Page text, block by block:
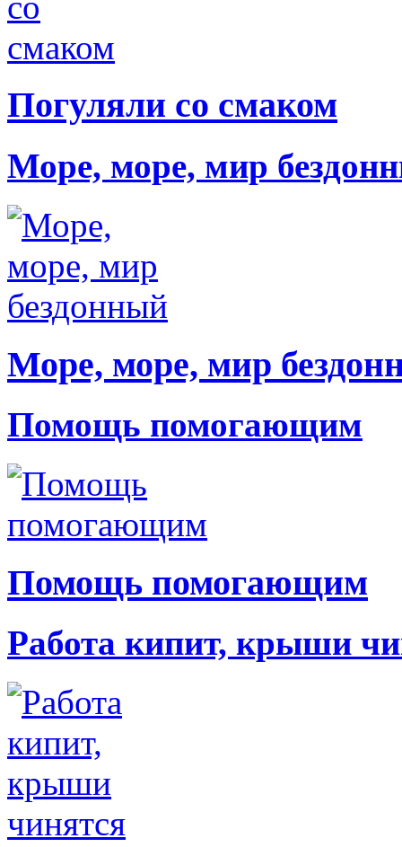
Погуляли со смаком
Море, море, мир
Море, море, мир
Помощь помогающим
Помощь помогающим
Работа кипит, крыши